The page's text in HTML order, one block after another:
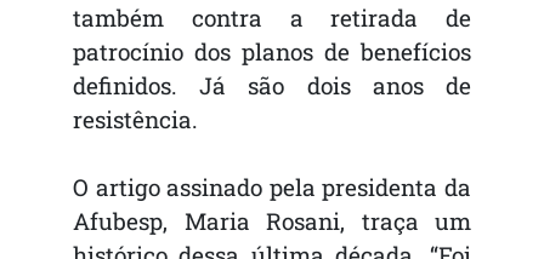
também contra a retirada de
patrocínio dos planos de benefícios
definidos. Já são dois anos de
resistência.
O artigo assinado pela presidenta da
Afubesp, Maria Rosani, traça um